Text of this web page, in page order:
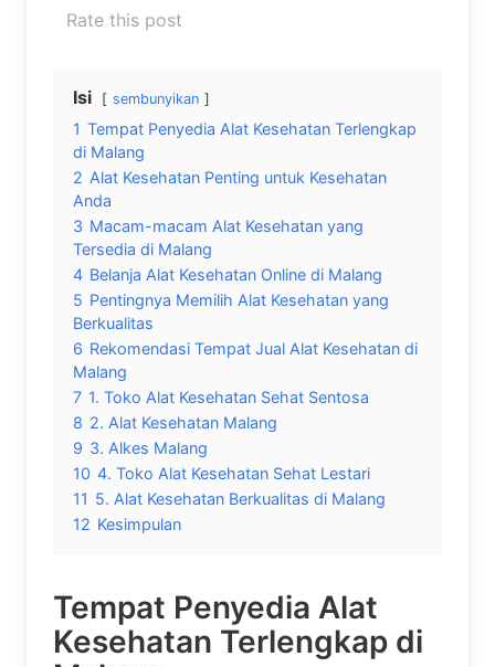
Rate this post
Isi sembunyikan
1 Tempat Penyedia Alat Kesehatan Terlengkap
di Malang
2 Alat Kesehatan Penting untuk Kesehatan
Anda
3 Macam-macam Alat Kesehatan yang
Tersedia di Malang
4 Belanja Alat Kesehatan Online di Malang
5 Pentingnya Memilih Alat Kesehatan yang
Berkualitas
6 Rekomendasi Tempat Jual Alat Kesehatan di
Malang
7 1. Toko Alat Kesehatan Sehat Sentosa
8 2. Alat Kesehatan Malang
9 3. Alkes Malang
10 4. Toko Alat Kesehatan Sehat Lestari
11 5. Alat Kesehatan Berkualitas di Malang
12 Kesimpulan
Tempat Penyedia Alat
Kesehatan Terlengkap di